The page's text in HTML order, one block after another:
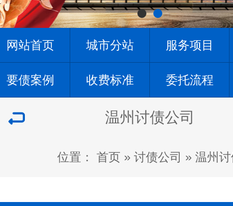
网站首页 城市分站 服务项目
要债案例 收费标准 委托流程
温州讨债公司
位置： 首页 » 讨债公司 » 温州